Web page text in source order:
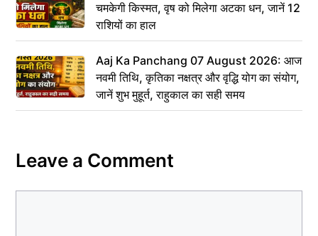
चमकेगी किस्मत, वृष को मिलेगा अटका धन, जानें 12
राशियों का हाल
Aaj Ka Panchang 07 August 2026: आज
नवमी तिथि, कृतिका नक्षत्र और वृद्धि योग का संयोग,
जानें शुभ मुहूर्त, राहुकाल का सही समय
Leave a Comment